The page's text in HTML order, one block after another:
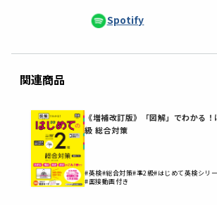
Spotify
関連商品
《増補改訂版》「図解」でわかる
級 総合対策
#英検#総合対策#準2級#はじめて英検シリ
#面接動画付き